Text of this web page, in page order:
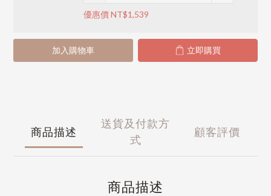
優惠價 NT$1,539
加入購物車 立即購買
商品描述
送貨及付款方
式
顧客評價
商品描述